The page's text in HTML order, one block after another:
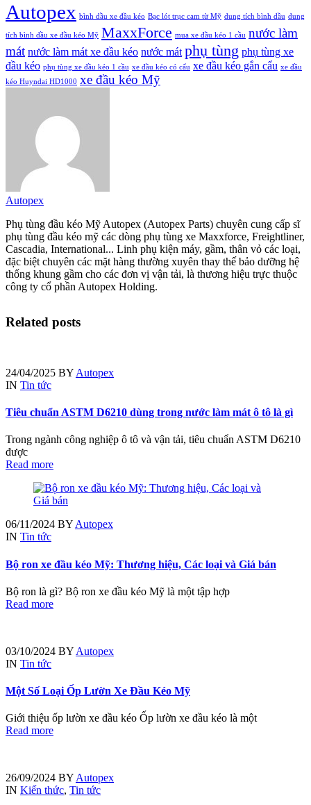
Autopex bình dầu xe đầu kéo Bạc lót trục cam từ Mỹ dung tích bình dầu dung
tích bình dầu xe đầu kéo Mỹ MaxxForce mua xe đầu kéo 1 cầu nước làm
mát nước làm mát xe đầu kéo nước mát phụ tùng phụ tùng xe
đầu kéo phụ tùng xe đầu kéo 1 cầu xe đầu kéo có cẩu xe đầu kéo gắn cẩu xe đầu
kéo Huyndai HD1000 xe đầu kéo Mỹ
Autopex
Phụ tùng đầu kéo Mỹ Autopex (Autopex Parts) chuyên cung cấp sĩ
phụ tùng đầu kéo mỹ các dòng phụ tùng xe Maxxforce, Freightliner,
Cascadia, International... Linh phụ kiện máy, gầm, thân vỏ các loại,
đặc biệt chuyên các mặt hàng thường xuyên thay thế bảo dưỡng hệ
thống khung gầm cho các đơn vị vận tải, là thương hiệu trực thuộc
công ty cổ phần Autopex Holding.
Related posts
24/04/2025 BY Autopex
IN Tin tức
Tiêu chuẩn ASTM D6210 dùng trong nước làm mát ô tô là gì
Trong ngành công nghiệp ô tô và vận tải, tiêu chuẩn ASTM D6210
được
Read more
06/11/2024 BY Autopex
IN Tin tức
Bộ ron xe đầu kéo Mỹ: Thương hiệu, Các loại và Giá bán
Bộ ron là gì? Bộ ron xe đầu kéo Mỹ là một tập hợp
Read more
03/10/2024 BY Autopex
IN Tin tức
Một Số Loại Ốp Lườn Xe Đầu Kéo Mỹ
Giới thiệu ốp lườn xe đầu kéo Ốp lườn xe đầu kéo là một
Read more
26/09/2024 BYAutopex
IN Kiến thức, Tin tức